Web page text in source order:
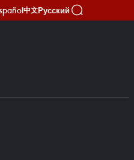
中文Русский